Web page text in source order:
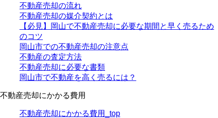
不動産売却の流れ
不動産売却の媒介契約とは
【必見】岡山で不動産売却に必要な期間と早く売るため
のコツ
岡山市での不動産売却の注意点
不動産の査定方法
不動産売却に必要な書類
岡山市で不動産を高く売るには？
不動産売却にかかる費用
不動産売却にかかる費用_top